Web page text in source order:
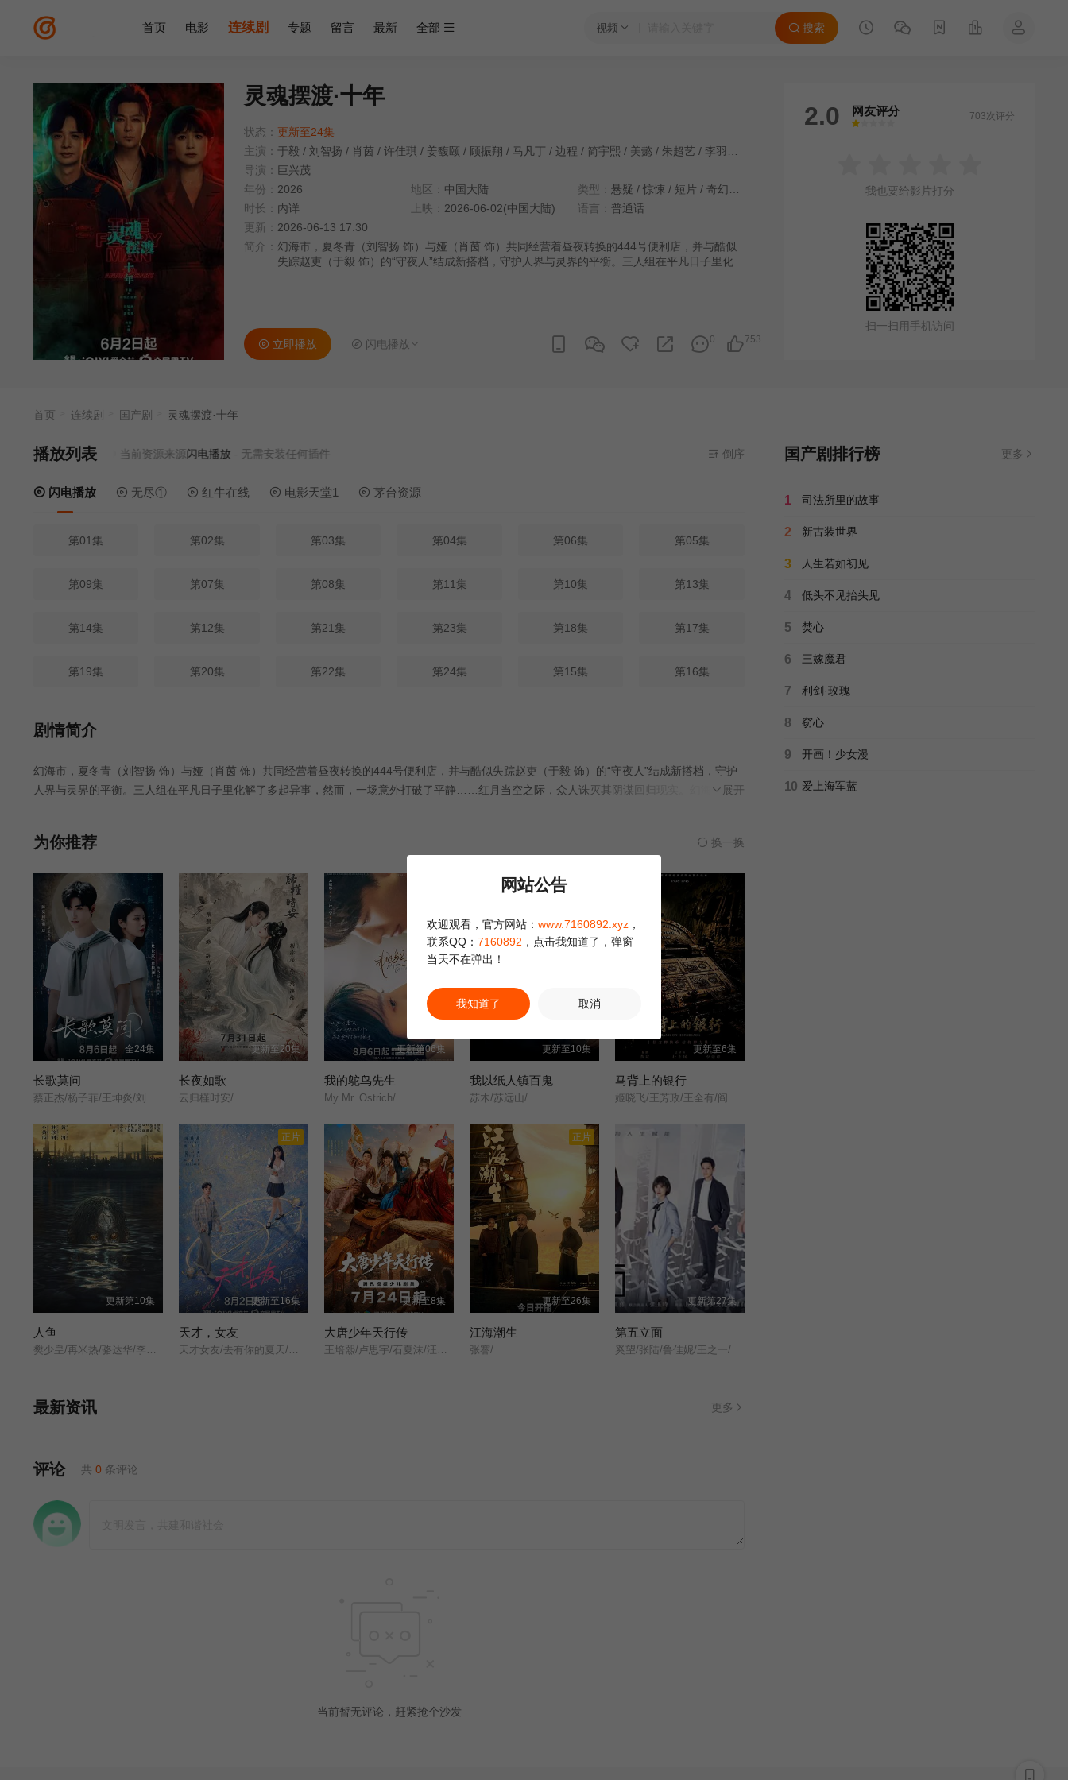
视频 搜索
首页 电影 连续剧 专题 留言 最新 全部
灵魂摆渡·十年
状态： 更新至24集
主演： 于毅 / 刘智扬 / 肖茵 / 许佳琪 / 姜馥颐 / 顾振翔 / 马凡丁 / 边程 / 简宇熙 / 美懿 / 朱超艺 / 李羽桐
导演： 巨兴茂
年份： 2026 地区： 中国大陆 类型： 悬疑 / 惊悚 / 短片 / 奇幻
时长： 内详 上映： 2026-06-02(中国大陆) 语言： 普通话
更新： 2026-06-13 17:30
简介： 幻海市，夏冬青（刘智扬 饰）与娅（肖茵 饰）共同经营着昼夜转换的444号便利店，并与酷似
失踪赵吏（于毅 饰）的“守夜人”结成新搭档，守护人界与灵界的平衡。三人组在平凡日子里化解
753
0
立即播放 闪电播放
2.0 网友评分
很差
较差还行推荐
力荐
703次评分
我也要给影片打分
扫一扫用手机访问
首页 连续剧 国产剧 灵魂摆渡·十年
播放列表当前资源来源闪电播放- 无需安装任何插件 倒序
闪电播放 无尽① 红牛在线 电影天堂1 茅台资源
第01集 第02集 第03集 第04集 第06集 第05集
第09集 第07集 第08集 第11集 第10集 第13集
第14集 第12集 第21集 第23集 第18集 第17集
第19集 第20集 第22集 第24集 第15集 第16集
剧情简介
幻海市，夏冬青（刘智扬 饰）与娅（肖茵 饰）共同经营着昼夜转换的444号便利店，并与酷似失踪赵吏（于毅 饰）的“守夜人”结成新搭档，守护
人界与灵界的平衡。三人组在平凡日子里化解了多起异事，然而，一场意外打破了平静……红月当空之际，众人诛灭其阴谋回归现实。幻海市恢展开
为你推荐 换一换
全24集
长歌莫问
蔡正杰/杨子菲/王坤炎/刘美辰/李会长/李子雄/孟西/鲍大志/白凯南/斯外戈/
更新至20集
长夜如歌
云归槿时安/
更新第06集
我的鸵鸟先生
My Mr. Ostrich/
更新至10集
我以纸人镇百鬼
苏木/苏远山/
更新至6集
马背上的银行
姬晓飞/王芳政/王全有/阎妮/郭烁杰/杜志国/郑卫莉/周舟/Zhou/Zhou/
更新第10集
人鱼
正片
更新至16集
天才，女友
更新至8集
大唐少年天行传
正片
更新至26集
江海潮生
张謇/
更新第27集
第五立面
奚望/张陆/鲁佳妮/王之一/
最新资讯 更多
评论 共 0 条评论
当前暂无评论，赶紧抢个沙发
国产剧排行榜 更多
1 司法所里的故事
2 新古装世界
3 人生若如初见
4 低头不见抬头见
5 焚心
6 三嫁魔君
7 利剑·玫瑰
8 窃心
9 开画！少女漫
10 爱上海军蓝
网站公告
欢迎观看，官方网站： www.7160892.xyz ，
联系QQ： 7160892 ，点击我知道了，弹窗
当天不在弹出！
我知道了 取消